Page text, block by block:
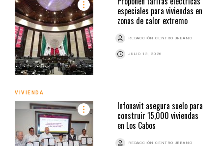
especiales para viviendas en
zonas de calor extremo
REDACCIÓN CENTRO URBANO
JULIO 13, 2026
VIVIENDA
Infonavit asegura suelo para
construir 15,000 viviendas
en Los Cabos
REDACCIÓN CENTRO URBANO